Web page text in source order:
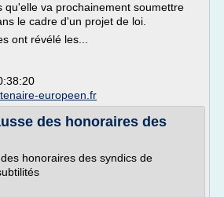
qu'elle va prochainement soumettre
le cadre d'un projet de loi.
ont révélé les...
europeen.fr
des honoraires des
honoraires des syndics de